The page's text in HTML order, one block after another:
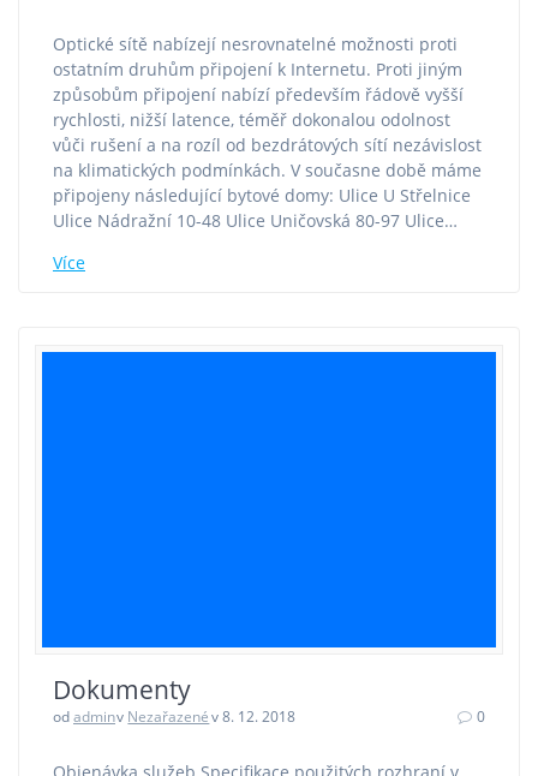
Optické sítě nabízejí nesrovnatelné možnosti proti
ostatním druhům připojení k Internetu. Proti jiným
způsobům připojení nabízí především řádově vyšší
rychlosti, nižší latence, téměř dokonalou odolnost
vůči rušení a na rozíl od bezdrátových sítí nezávislost
na klimatických podmínkách. V současne době máme
připojeny následující bytové domy: Ulice U Střelnice
Ulice Nádražní 10-48 Ulice Uničovská 80-97 Ulice…
Více
Dokumenty
odadminv Nezařazenév 8. 12. 2018 0